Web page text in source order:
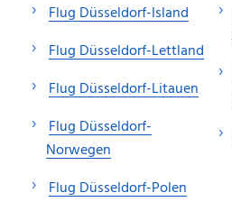
Flug Düsseldorf-Island
Flug Düsseldorf-Lettland
Flug Düsseldorf-Litauen
Flug Düsseldorf-
Norwegen
Flug Düsseldorf-Polen